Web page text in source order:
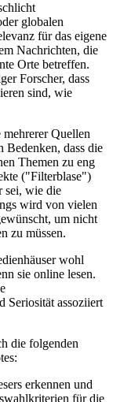
globalen
für das eigene
Nachrichten, die
Orte betreffen.
Forscher, dass
sind, wie
Quellen
Bedenken, dass die
Themen zu eng
("Filterblase")
sei, wie die
wird von vielen
um nicht
zu müssen.
wohl
sie online lesen.
Seriosität assoziiert
die folgenden
erkennen und
für die